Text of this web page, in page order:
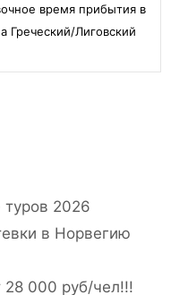
время прибытия в
Лиговский
2026
в Норвегию
28 000 руб/чел!!!